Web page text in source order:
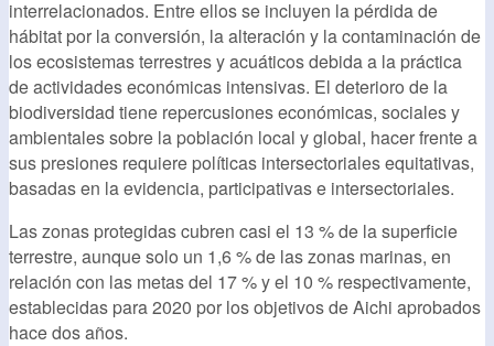
interrelacionados. Entre ellos se incluyen la pérdida de
hábitat por la conversión, la alteración y la contaminación de
los ecosistemas terrestres y acuáticos debida a la práctica
de actividades económicas intensivas. El deterioro de la
biodiversidad tiene repercusiones económicas, sociales y
ambientales sobre la población local y global, hacer frente a
sus presiones requiere políticas intersectoriales equitativas,
basadas en la evidencia, participativas e intersectoriales.
Las zonas protegidas cubren casi el 13 % de la superficie
terrestre, aunque solo un 1,6 % de las zonas marinas, en
relación con las metas del 17 % y el 10 % respectivamente,
establecidas para 2020 por los objetivos de Aichi aprobados
hace dos años.